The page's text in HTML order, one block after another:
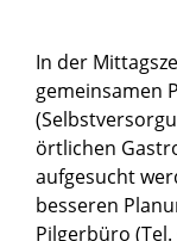
In der
gemeinsamen
örtlichen
aufgesucht
besseren
Pilgerbüro